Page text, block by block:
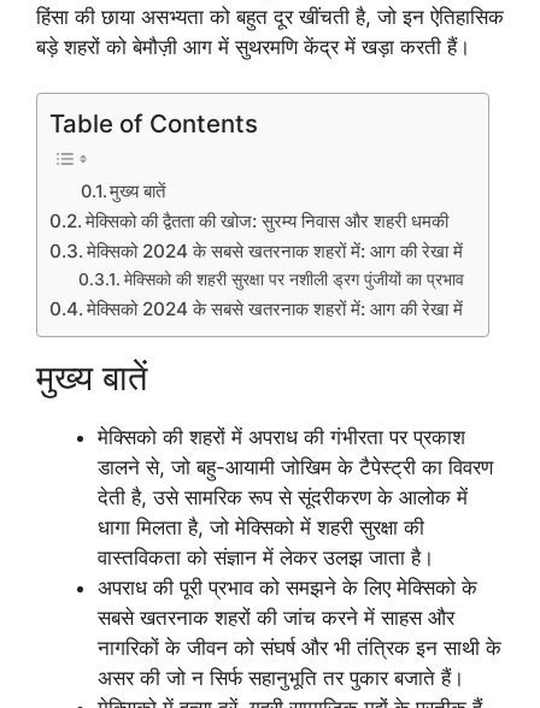
हिंसा की छाया असभ्यता को बहुत दूर खींचती है, जो इन ऐतिहासिक
बड़े शहरों को बेमौज़ी आग में सुथरमणि केंद्र में खड़ा करती हैं।
Table of Contents
मुख्य बातें
मेक्सिको की द्वैतता की खोज: सुरम्य निवास और शहरी धमकी
मेक्सिको 2024 के सबसे खतरनाक शहरों में: आग की रेखा में
मेक्सिको की शहरी सुरक्षा पर नशीली ड्रग पुंजीयों का प्रभाव
मेक्सिको 2024 के सबसे खतरनाक शहरों में: आग की रेखा में
मुख्य बातें
मेक्सिको की शहरों में अपराध की गंभीरता पर प्रकाश
डालने से, जो बहु-आयामी जोखिम के टैपेस्ट्री का विवरण
देती है, उसे सामरिक रूप से सूंदरीकरण के आलोक में
धागा मिलता है, जो मेक्सिको में शहरी सुरक्षा की
वास्तविकता को संज्ञान में लेकर उलझ जाता है।
अपराध की पूरी प्रभाव को समझने के लिए मेक्सिको के
सबसे खतरनाक शहरों की जांच करने में साहस और
नागरिकों के जीवन को संघर्ष और भी तंत्रिक इन साथी के
असर की जो न सिर्फ सहानुभूति तर पुकार बजाते हैं।